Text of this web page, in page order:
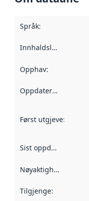
Språk:
Innhaldsleverandørar
Opphav:
Oppdateringsfrekvens
Først utgjeve:
Sist oppdatert
Nøyaktigheit
Tilgjenge: